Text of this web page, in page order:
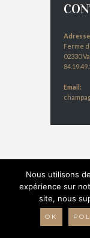
Ferme
02330
Email:
Bulles
Nous utilisons
expérience sur
site, nous
OK